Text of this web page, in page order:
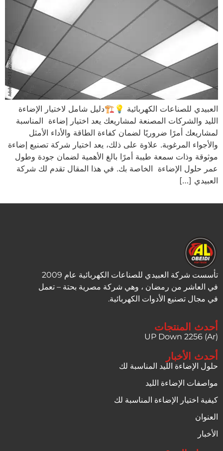
العبيدي للصناعات الكهربائية 💡🏗️دليل شامل لاختيار الإضاءة
الليد والشركات المصنعة لمشاريعك يعد اختيار إضاءة المناسبة
لمشاريعك أمرًا ضروريًا لضمان كفاءة الطاقة والأداء الأمثل
والأجواء المرغوبة. علاوة على ذلك، يعد اختيار شركة تصنيع إضاءة
موثوقة وذات سمعة طيبة أمرًا بالغ الأهمية لضمان جودة وطول
عمر حلول الإضاءة الخاصة بك. في هذا المقال تقدم لك شركة
العبيدي […]
تأسست شركة العبيدي للصناعات الكهربائية عام 2009
في العاشر من رمضان ، وهي شركة مصرية بحتة – تعمل
في مجال تصنيع الأدوات الكهربائية.
أحدث المنتجات
UP Down 2256 (Ar)
أحدث الأخبار
حلول الإضاءة الليد المناسبة لك
مواصفات الإضاءة الليد
كيفية اختيار الإضاءة المناسبة لك
العنوان
الأخبار